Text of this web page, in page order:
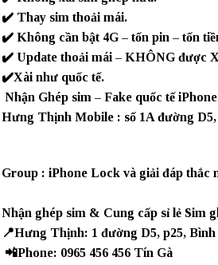
✔️ Thay sim thoải mái.
✔️ Không cần bật 4G – tốn pin – tốn
✔️ Update thoải mái – KHÔNG
✔️Xài như quốc tế.
Nhận Ghép sim – Fake quốc tế
Hưng Thịnh Mobile : số 1A đường
Group : iPhone Lock và giải đáp thắc
Nhận ghép sim & Cung cấp sỉ lẻ Sim
📍Hưng Thịnh: 1 đường D5, p25, Bình
📲Phone: 0965 456 456 Tín Gà